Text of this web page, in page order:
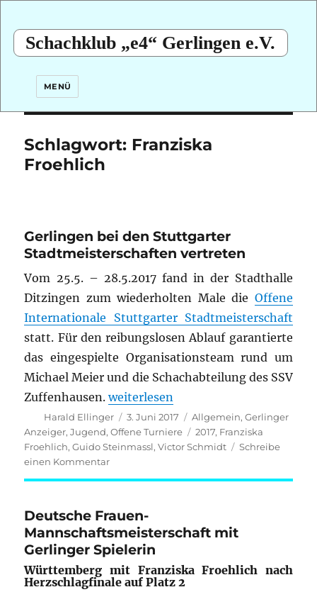
Schachklub „e4“ Gerlingen e.V.
MENÜ
Schlagwort: Franziska
Froehlich
Gerlingen bei den Stuttgarter
Stadtmeisterschaften vertreten
Vom 25.5. – 28.5.2017 fand in der Stadthalle
Ditzingen zum wiederholten Male die Offene
Internationale Stuttgarter Stadtmeisterschaft
statt. Für den reibungslosen Ablauf garantierte
das eingespielte Organisationsteam rund um
Michael Meier und die Schachabteilung des SSV
Zuffenhausen.„Gerlingen bei den Stuttgarter
weiterlesen
Autor
Harald Ellinger
Veröffentlicht
am
3. Juni 2017 Kategorien
Allgemein,Gerlinger
Anzeiger,Jugend,Offene Turniere Schlagwörter
2017, Franziska
Froehlich,Guido Steinmassl,Victor Schmidt
Schreibe
einen Kommentarzu
Gerlingen
Stuttgarter
Stadtmeisterschaften
vertreten
Deutsche Frauen-
Mannschaftsmeisterschaft mit
Gerlinger Spielerin
Württemberg mit Franziska Froehlich nach
Herzschlagfinale auf Platz 2